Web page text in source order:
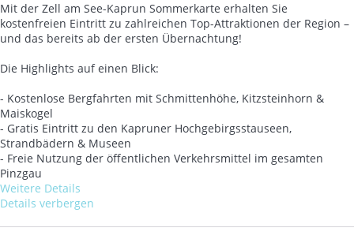
Mit der Zell am See-Kaprun Sommerkarte erhalten Sie
kostenfreien Eintritt zu zahlreichen Top-Attraktionen der Region –
und das bereits ab der ersten Übernachtung!
Die Highlights auf einen Blick:
- Kostenlose Bergfahrten mit Schmittenhöhe, Kitzsteinhorn &
Maiskogel
- Gratis Eintritt zu den Kapruner Hochgebirgsstauseen,
Strandbädern & Museen
- Freie Nutzung der öffentlichen Verkehrsmittel im gesamten
Pinzgau
Weitere Details
Details verbergen